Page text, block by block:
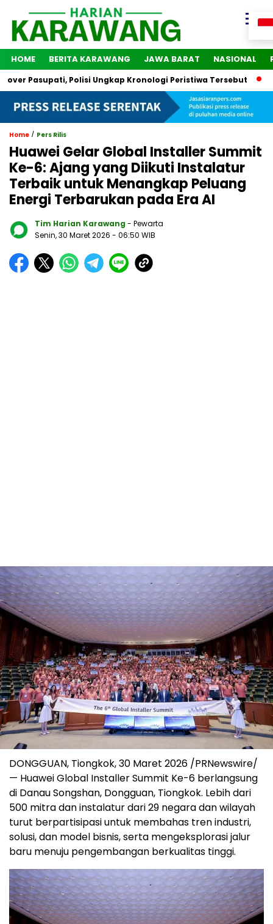
HOME BERITA KARAWANG JAWA BARAT NASIONAL
Polisi Ungkap Kronologi Peristiwa Tersebut 2
Home / Pers Rilis
Huawei Gelar Global Installer Summit
Ke-6: Ajang yang Diikuti Instalatur
Terbaik untuk Menangkap Peluang
Energi Terbarukan pada Era AI
Tim Harian Karawang - Pewarta
Senin, 30 Maret 2026 - 06:50 WIB
DONGGUAN, Tiongkok, 30 Maret 2026 /PRNewswire/
— Huawei Global Installer Summit Ke-6 berlangsung
di Danau Songshan, Dongguan, Tiongkok. Lebih dari
500 mitra dan instalatur dari 29 negara dan wilayah
turut berpartisipasi untuk membahas tren industri,
solusi, dan model bisnis, serta mengeksplorasi jalur
baru menuju pengembangan berkualitas tinggi.